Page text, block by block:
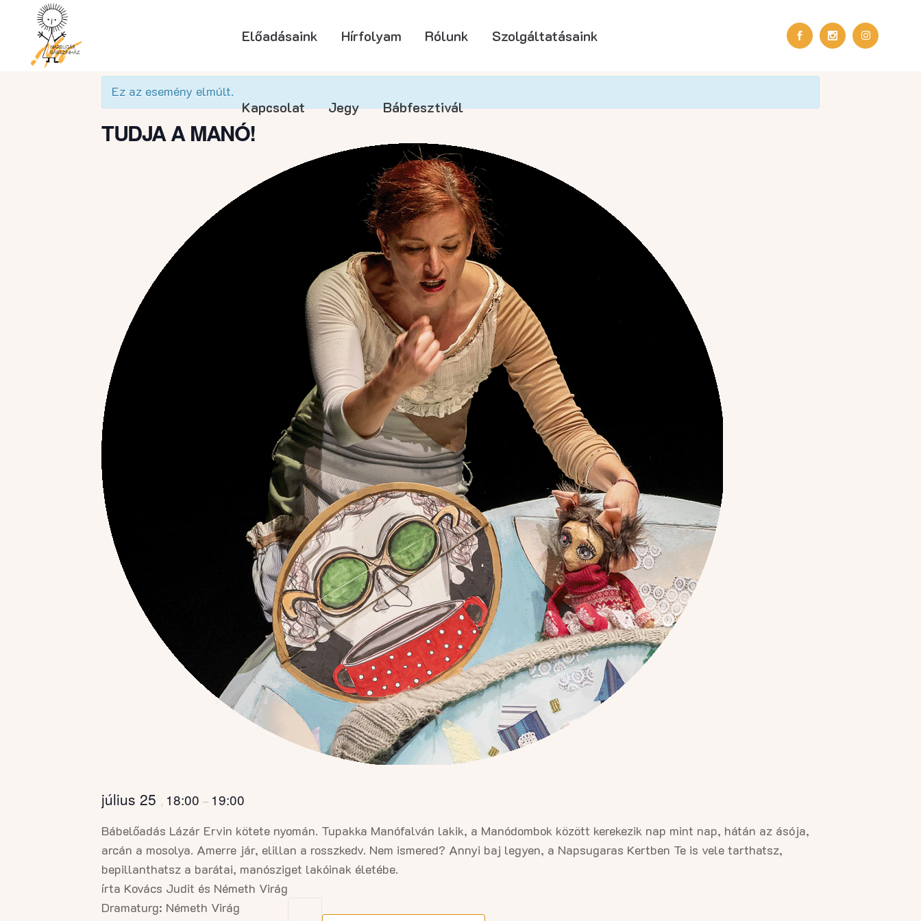
Előadásaink Hírfolyam Rólunk Szolgáltatásaink
Kapcsolat Jegy Bábfesztivál
Ez az esemény elmúlt.
TUDJA A MANÓ!
július 25 , 18:00 – 19:00
Bábelőadás Lázár Ervin kötete nyomán. Tupakka Manófalván lakik, a Manódombok között kerekezik nap mint nap, hátán az ásója,
arcán a mosolya. Amerre jár, elillan a rosszkedv. Nem ismered? Annyi baj legyen, a Napsugaras Kertben Te is vele tarthatsz,
bepillanthatsz a barátai, manósziget lakóinak életébe.
írta Kovács Judit és Németh Virág
Dramaturg: Németh Virág